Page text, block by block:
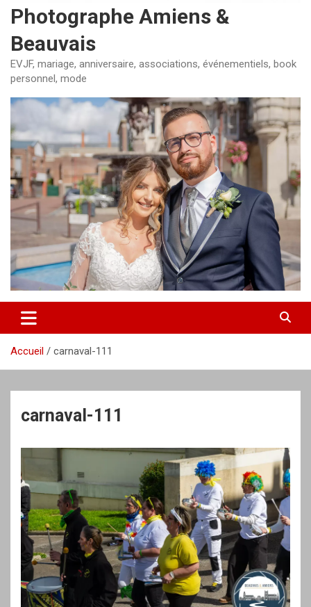
Photographe Amiens &
Beauvais
EVJF, mariage, anniversaire, associations, événementiels, book
personnel, mode
Accueil carnaval-111
carnaval-111